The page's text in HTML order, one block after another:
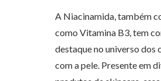
A Niacinamida, também
como Vitamina B3, tem
destaque no universo dos
com a pele. Presente em